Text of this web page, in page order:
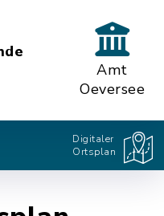
Amt
Oeversee
Digitaler
Ortsplan